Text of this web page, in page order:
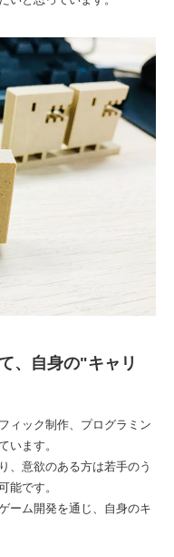
、自身の"キャリ
ィック制作、プログラミン
います。
、意欲のある方は若手のう
能です。
ーム開発を通じ、自身のキ